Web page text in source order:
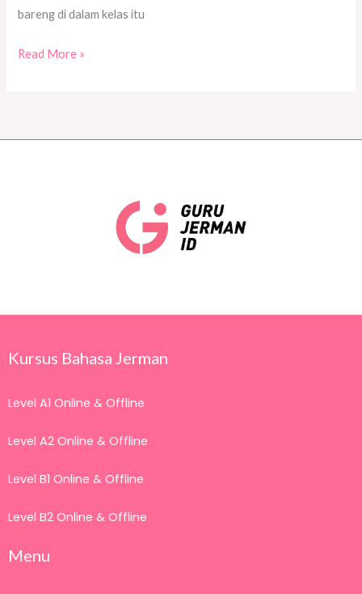
bareng di dalam kelas itu
Read More »
Kursus Bahasa Jerman
Level A1 Online & Offline
Level A2 Online & Offline
Level B1 Online & Offline
Level B2 Online & Offline
Menu